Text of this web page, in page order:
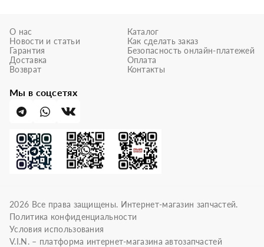
О нас
Новости и статьи
Гарантия
Доставка
Возврат
Каталог
Как сделать заказ
Безопасность онлайн-платежей
Оплата
Контакты
Мы в соцсетях
2026 Все права защищены. Интернет-магазин запчастей.
Политика конфиденциальности
Условия использования
V.I.N. – платформа интернет-магазина автозапчастей